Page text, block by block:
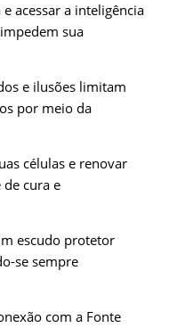
acessar a inteligência
sua
e ilusões limitam
por meio da
células e renovar
de cura e
escudo protetor
se sempre
com a Fonte